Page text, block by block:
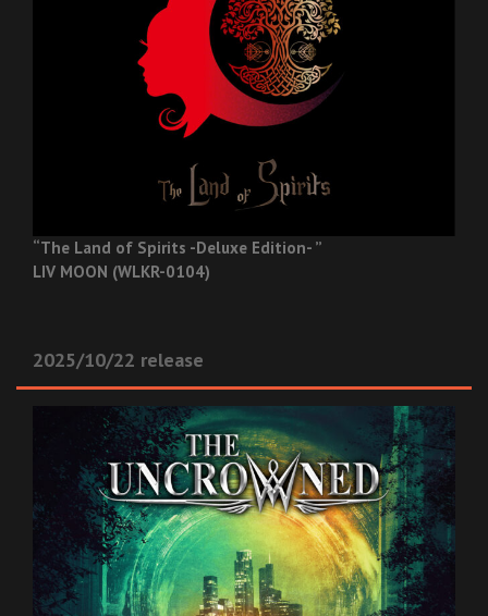
“The Land of Spirits -Deluxe Edition- ”
LIV MOON (WLKR-0104)
2025/10/22 release